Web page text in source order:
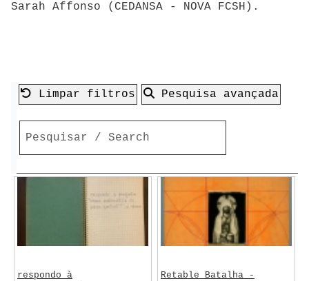
Sarah Affonso (CEDANSA - NOVA FCSH).
Limpar filtros Pesquisa avançada
respondo à
Retable Batalha -